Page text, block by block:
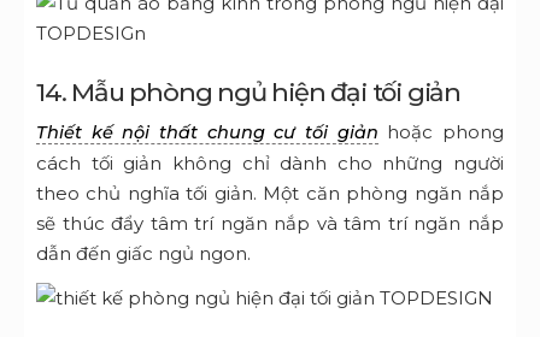
14. Mẫu phòng ngủ hiện đại tối giản
Thiết kế nội thất chung cư tối giản hoặc phong
cách tối giản không chỉ dành cho những người
theo chủ nghĩa tối giản. Một căn phòng ngăn nắp
sẽ thúc đẩy tâm trí ngăn nắp và tâm trí ngăn nắp
dẫn đến giấc ngủ ngon.